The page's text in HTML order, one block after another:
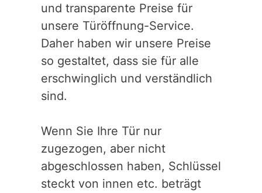
und transparente Preise für
unsere Türöffnung-Service.
Daher haben wir unsere Preise
so gestaltet, dass sie für alle
erschwinglich und verständlich
sind.
Wenn Sie Ihre Tür nur
zugezogen, aber nicht
abgeschlossen haben, Schlüssel
steckt von innen etc. beträgt